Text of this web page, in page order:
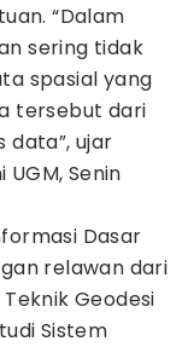
“Dalam
sering tidak
spasial yang
tersebut dari
data”, ujar
Senin
Dasar
relawan dari
Geodesi
Sistem